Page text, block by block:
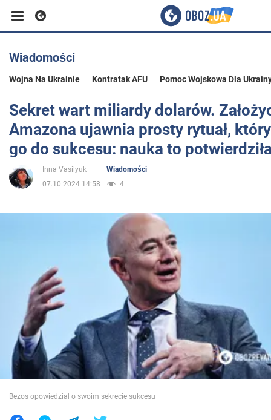
Biznes
Sport
Rozrywka
Życie
Wojna na Ukrainie
Świat
Jedzenie
Wiadomości
Wojna Na Ukrainie Kontratak AFU Pomoc Wojskowa Dla
Sekret wart miliardy dolarów.
Amazona ujawnia prosty rytuał,
go do sukcesu: nauka to
Inna Vasilyuk
Wiadomości
07.10.2024 14:58
4
Bezos opowiedział o swoim sekrecie sukcesu